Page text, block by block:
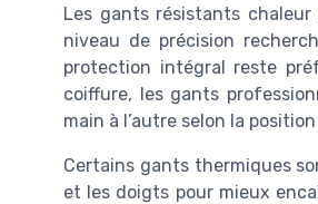
Les gants résistants
niveau de précision
protection intégral reste
coiffure, les gants
main à l’autre selon la
Certains gants thermiques
et les doigts pour mieux